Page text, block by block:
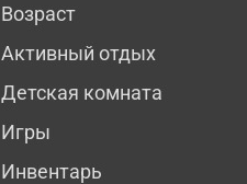
Возраст
Активный отдых
Детская комната
Игры
Инвентарь